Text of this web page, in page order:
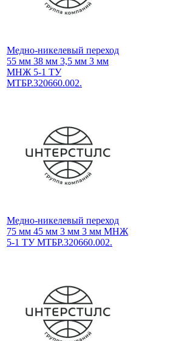
Медно-никелевый переход
55 мм 38 мм 3,5 мм 3 мм
МНЖ 5-1 ТУ
МТБР.320660.002.
Медно-никелевый переход
75 мм 45 мм 3 мм 3 мм МНЖ
5-1 ТУ МТБР.320660.002.